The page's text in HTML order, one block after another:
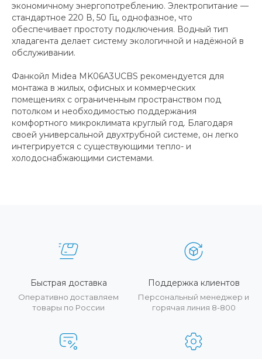
экономичному энергопотреблению. Электропитание —
стандартное 220 В, 50 Гц, однофазное, что
обеспечивает простоту подключения. Водный тип
хладагента делает систему экологичной и надёжной в
обслуживании.
Фанкойл Midea MK06A3UCBS рекомендуется для
монтажа в жилых, офисных и коммерческих
помещениях с ограниченным пространством под
потолком и необходимостью поддержания
комфортного микроклимата круглый год. Благодаря
своей универсальной двухтрубной системе, он легко
интегрируется с существующими тепло- и
холодоснабжающими системами.
Быстрая доставка
Оперативно доставляем
товары по России
Поддержка клиентов
Персональный менеджер и
горячая линия 8-800